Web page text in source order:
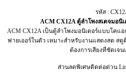
รหัส :
ACM CX12A ตู้ลำโพงสเตจมอนิ
ACM CX12A เป็นตู้ลำโพงมอนิเตอร์แบบโค
ฟายเออร์ในตัว เหมาะสำหรับงานแสดงสด ส
ต้องการเสียงที่ชัดเจน
ส่วนลดพิเศษติดต่อด่วน Line